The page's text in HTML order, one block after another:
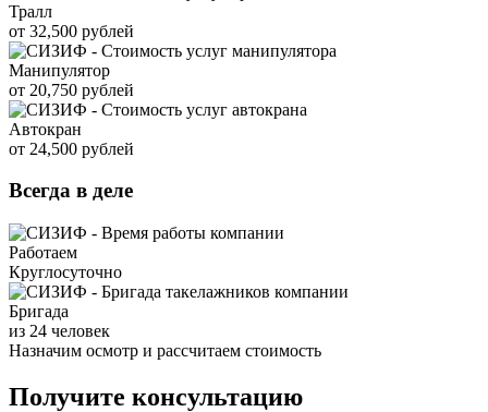
Тралл
от 32,500 рублей
Манипулятор
от 20,750 рублей
Автокран
от 24,500 рублей
Всегда в деле
Работаем
Круглосуточно
Бригада
из 24 человек
Назначим осмотр и рассчитаем стоимость
Получите консультацию